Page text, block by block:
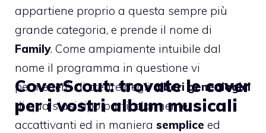
appartiene proprio a questa sempre più
grande categoria, e prende il nome di
Family. Come ampiamente intuibile dal
nome il programma in questione vi
permetterà di creare deglialberi genealogici
di qualsiasi tipo particolarmente
accattivanti ed in maniera semplice ed
CoverScout: trovate le cover
per i vostri album musicali